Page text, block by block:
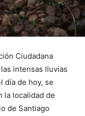
Ciudadana
intensas lluvias
día de hoy, se
la localidad de
de Santiago